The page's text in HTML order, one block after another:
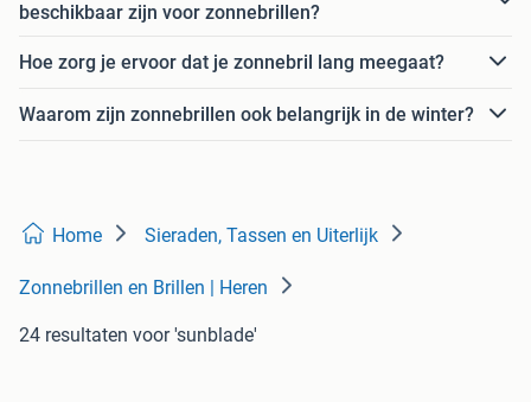
beschikbaar zijn voor zonnebrillen?
Hoe zorg je ervoor dat je zonnebril lang meegaat?
Waarom zijn zonnebrillen ook belangrijk in de winter?
Home Sieraden, Tassen en Uiterlijk
Zonnebrillen en Brillen | Heren
24 resultaten voor 'sunblade'